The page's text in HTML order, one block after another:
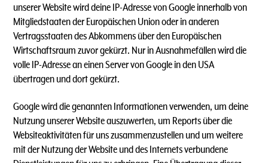
unserer Website wird deine IP-Adresse von Google innerhalb von
Mitgliedstaaten der Europäischen Union oder in anderen
Vertragsstaaten des Abkommens über den Europäischen
Wirtschaftsraum zuvor gekürzt. Nur in Ausnahmefällen wird die
volle IP-Adresse an einen Server von Google in den USA
übertragen und dort gekürzt.
Google wird die genannten Informationen verwenden, um deine
Nutzung unserer Website auszuwerten, um Reports über die
Websiteaktivitäten für uns zusammenzustellen und um weitere
mit der Nutzung der Website und des Internets verbundene